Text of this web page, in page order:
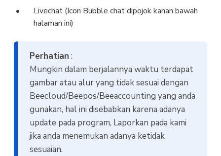
Livechat (Icon Bubble chat dipojok kanan bawah
halaman ini)
Perhatian :
Mungkin dalam berjalannya waktu terdapat
gambar atau alur yang tidak sesuai dengan
Beecloud/Beepos/Beeaccounting yang anda
gunakan, hal ini disebabkan karena adanya
update pada program, Laporkan pada kami
jika anda menemukan adanya ketidak
sesuaian.